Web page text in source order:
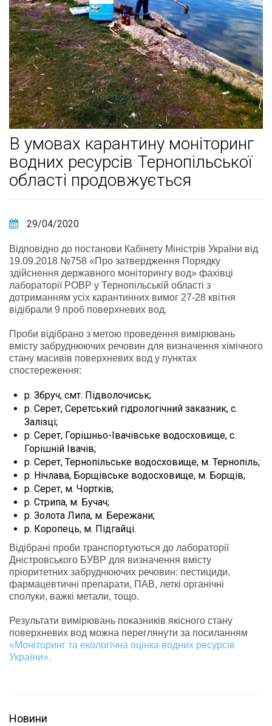
В умовах карантину моніторинг
водних ресурсів Тернопільської
області продовжується
29/04/2020
Відповідно до постанови Кабінету Міністрів України від
19.09.2018 №758 «Про затвердження Порядку
здійснення державного моніторингу вод» фахівці
лабораторії РОВР у Тернопільській області з
дотриманням усіх карантинних вимог 27-28 квітня
відібрали 9 проб поверхневих вод.
Проби відібрано з метою проведення вимірювань
вмісту забруднюючих речовин для визначення хімічного
стану масивів поверхневих вод у пунктах
спостереження:
р. Збруч, смт. Підволочиськ;
р. Серет, Серетський гідрологічний заказник, с.
Залізці;
р. Серет, Горішньо-Івачівське водосховище, с.
Горішній Івачів;
р. Серет, Тернопільське водосховище, м. Тернопіль;
р. Нічлава, Борщівське водосховище, м. Борщів;
р. Серет, м. Чортків;
р. Стрипа, м. Бучач;
р. Золота Липа, м. Бережани;
р. Коропець, м. Підгайці.
Відібрані проби транспортуються до лабораторії
Дністровського БУВР для визначення вмісту
пріоритетних забруднюючих речовин: пестициди,
фармацевтичні препарати, ПАВ, леткі органічні
сполуки, важкі метали, тощо.
Результати вимірювань показників якісного стану
поверхневих вод можна переглянути за посиланням
«Моніторинг та екологічна оцінка водних ресурсів
України».
Новини